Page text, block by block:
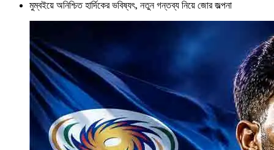
মুম্বইয়ে অনিশ্চিত হার্দিকের ভবিষ্যৎ, নতুন গন্তব্য নিয়ে জোর জল্পনা